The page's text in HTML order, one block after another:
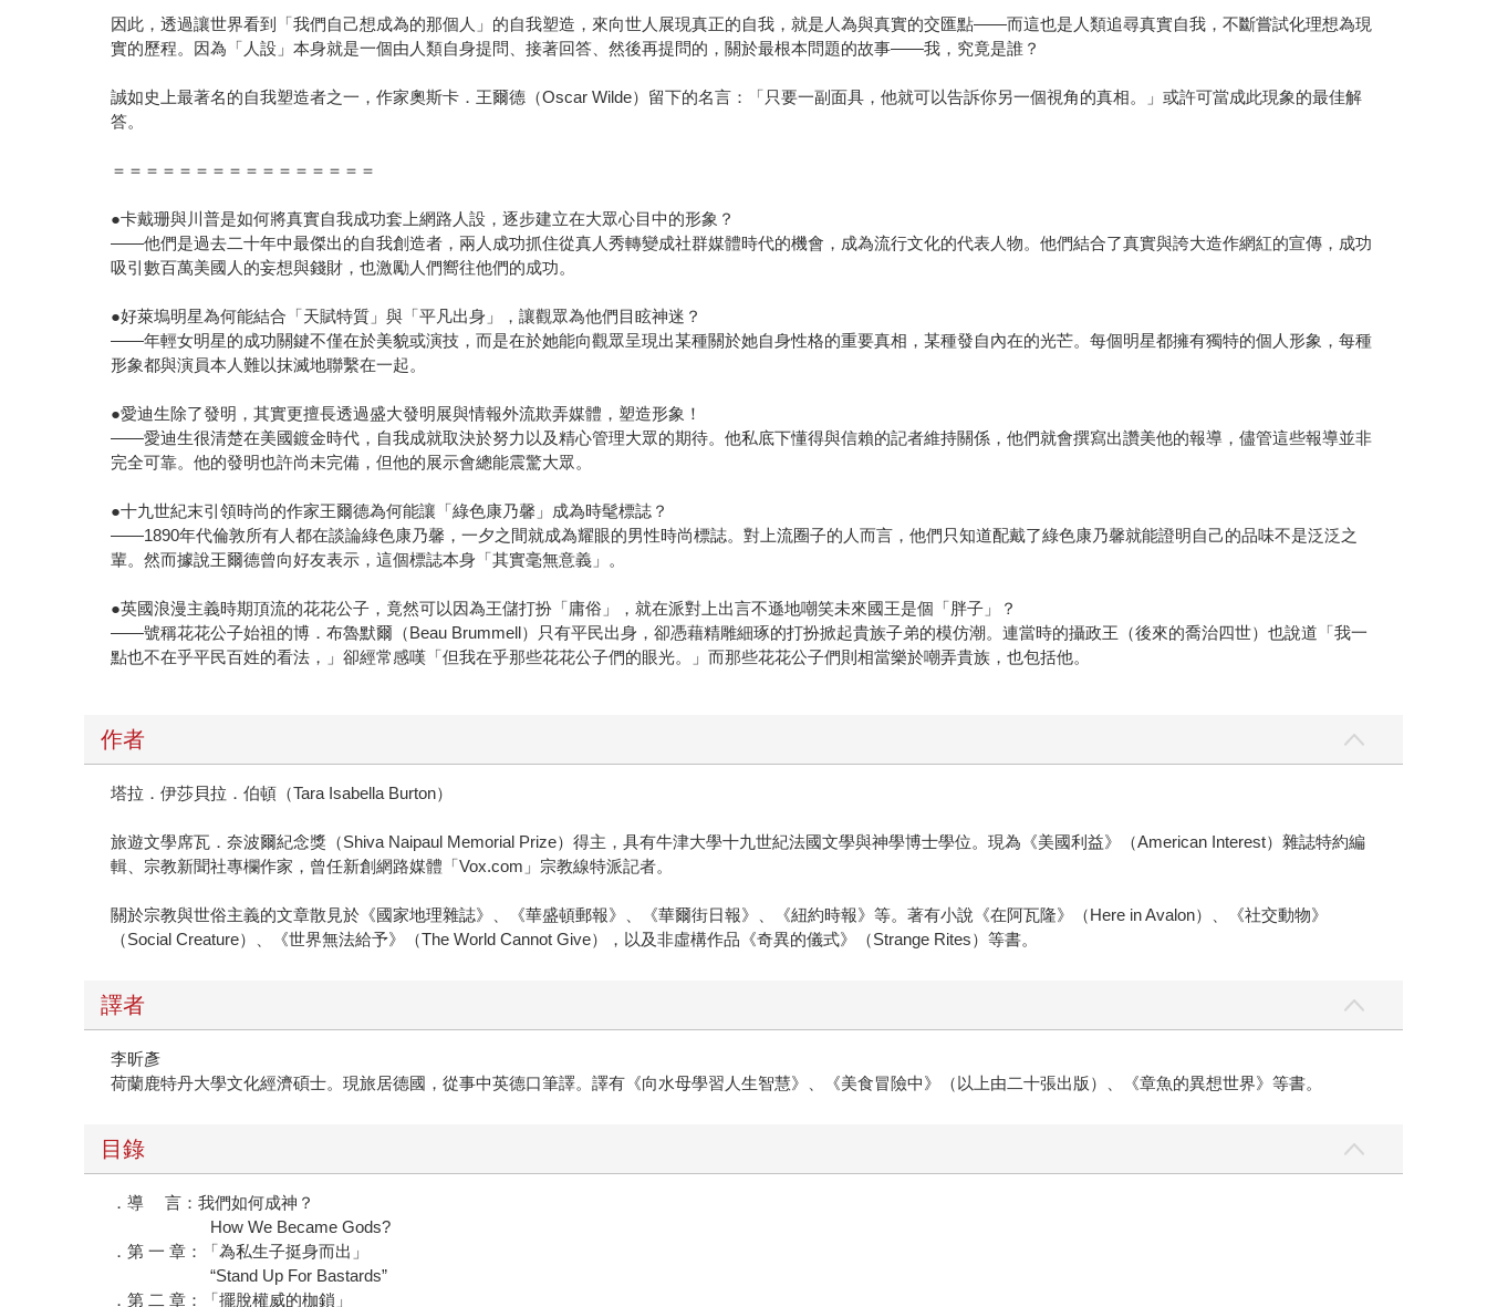
因此，透過讓世界看到「我們自己想成為的那個人」的自我塑造，來向世人展現真正的自我，就是人為與真實的交匯點——而這也是人類追尋真實自我，不斷嘗試化理想為現
實的歷程。因為「人設」本身就是一個由人類自身提問、接著回答、然後再提問的，關於最根本問題的故事——我，究竟是誰？
誠如史上最著名的自我塑造者之一，作家奧斯卡．王爾德（Oscar Wilde）留下的名言：「只要一副面具，他就可以告訴你另一個視角的真相。」或許可當成此現象的最佳解
答。
＝＝＝＝＝＝＝＝＝＝＝＝＝＝＝＝
●卡戴珊與川普是如何將真實自我成功套上網路人設，逐步建立在大眾心目中的形象？
——他們是過去二十年中最傑出的自我創造者，兩人成功抓住從真人秀轉變成社群媒體時代的機會，成為流行文化的代表人物。他們結合了真實與誇大造作網紅的宣傳，成功
吸引數百萬美國人的妄想與錢財，也激勵人們嚮往他們的成功。
●好萊塢明星為何能結合「天賦特質」與「平凡出身」，讓觀眾為他們目眩神迷？
——年輕女明星的成功關鍵不僅在於美貌或演技，而是在於她能向觀眾呈現出某種關於她自身性格的重要真相，某種發自內在的光芒。每個明星都擁有獨特的個人形象，每種
形象都與演員本人難以抹滅地聯繫在一起。
●愛迪生除了發明，其實更擅長透過盛大發明展與情報外流欺弄媒體，塑造形象！
——愛迪生很清楚在美國鍍金時代，自我成就取決於努力以及精心管理大眾的期待。他私底下懂得與信賴的記者維持關係，他們就會撰寫出讚美他的報導，儘管這些報導並非
完全可靠。他的發明也許尚未完備，但他的展示會總能震驚大眾。
●十九世紀末引領時尚的作家王爾德為何能讓「綠色康乃馨」成為時髦標誌？
——1890年代倫敦所有人都在談論綠色康乃馨，一夕之間就成為耀眼的男性時尚標誌。對上流圈子的人而言，他們只知道配戴了綠色康乃馨就能證明自己的品味不是泛泛之
輩。然而據說王爾德曾向好友表示，這個標誌本身「其實毫無意義」。
●英國浪漫主義時期頂流的花花公子，竟然可以因為王儲打扮「庸俗」，就在派對上出言不遜地嘲笑未來國王是個「胖子」？
——號稱花花公子始祖的博．布魯默爾（Beau Brummell）只有平民出身，卻憑藉精雕細琢的打扮掀起貴族子弟的模仿潮。連當時的攝政王（後來的喬治四世）也說道「我一
點也不在乎平民百姓的看法，」卻經常感嘆「但我在乎那些花花公子們的眼光。」而那些花花公子們則相當樂於嘲弄貴族，也包括他。
作者
塔拉．伊莎貝拉．伯頓（Tara Isabella Burton）
旅遊文學席瓦．奈波爾紀念獎（Shiva Naipaul Memorial Prize）得主，具有牛津大學十九世紀法國文學與神學博士學位。現為《美國利益》（American Interest）雜誌特約編
輯、宗教新聞社專欄作家，曾任新創網路媒體「Vox.com」宗教線特派記者。
關於宗教與世俗主義的文章散見於《國家地理雜誌》、《華盛頓郵報》、《華爾街日報》、《紐約時報》等。著有小說《在阿瓦隆》（Here in Avalon）、《社交動物》
（Social Creature）、《世界無法給予》（The World Cannot Give），以及非虛構作品《奇異的儀式》（Strange Rites）等書。
譯者
李昕彥
荷蘭鹿特丹大學文化經濟碩士。現旅居德國，從事中英德口筆譯。譯有《向水母學習人生智慧》、《美食冒險中》（以上由二十張出版）、《章魚的異想世界》等書。
目錄
．導 言：我們如何成神？
How We Became Gods?
．第 一 章：「為私生子挺身而出」
“Stand Up For Bastards”
．第 二 章：「擺脫權威的枷鎖」